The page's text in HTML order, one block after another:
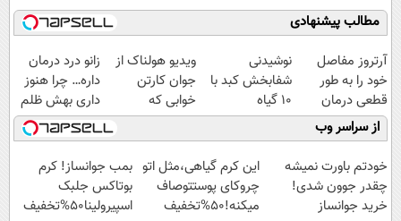
مطالب پیشنهادی
آرتروز مفاصل
خود را به طور
قطعی درمان
کنید!
◗پرسش‌نامه◖
نوشیدنی
شفابخش کبد با
10 گیاه
موثر(تخفیف تا
امشب)
ویدیو هولناک از
جوان کارتن
خوابی که
میلیاردر شد.
آموزش رایگان
زانو درد درمان
داره… چرا هنوز
داری بهش ظلم
می‌کنی؟
از سراسر وب
خودتم باورت نمیشه
چقدر جوون شدی!
خرید جوانساز
این کرم گیاهی،مثل اتو
چروکای پوستتوصاف
میکنه!50%تخفیف
بمب جوانساز! کرم
بوتاکس جلبک
اسپیرولینا50%تخفیف